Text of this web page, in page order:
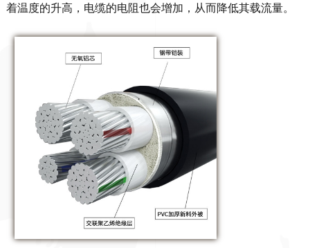
着温度的升高，电缆的电阻也会增加，从而降低其载流量。